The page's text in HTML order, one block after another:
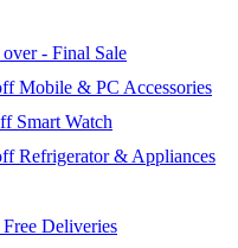
- Final Sale
Mobile & PC Accessories
Smart Watch
Refrigerator & Appliances
Deliveries